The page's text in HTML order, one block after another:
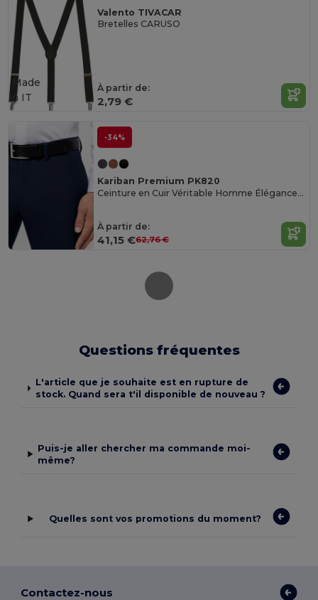
Valento TIVACAR
Bretelles CARUSO
À partir de:
2,79 €
Made
in IT
-34%
Kariban Premium PK820
Ceinture en Cuir Véritable Homme Élégance Italienne
À partir de:
41,15 €62,76 €
Questions fréquentes
L'article que je souhaite est en rupture de
stock. Quand sera t'il disponible de nouveau ?
Puis-je aller chercher ma commande moi-
même?
Quelles sont vos promotions du moment?
Contactez-nous